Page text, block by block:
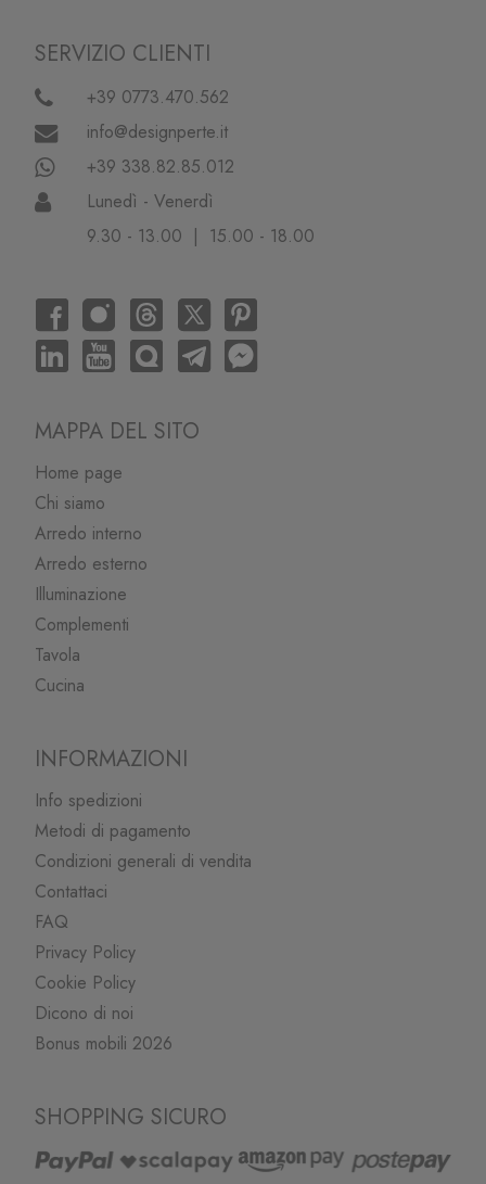
SERVIZIO CLIENTI
+39 0773.470.562
info@designperte.it
+39 338.82.85.012
Lunedì - Venerdì
9.30 - 13.00 | 15.00 - 18.00
MAPPA DEL SITO
Home page
Chi siamo
Arredo interno
Arredo esterno
Illuminazione
Complementi
Tavola
Cucina
INFORMAZIONI
Info spedizioni
Metodi di pagamento
Condizioni generali di vendita
Contattaci
FAQ
Privacy Policy
Cookie Policy
Dicono di noi
Bonus mobili 2026
SHOPPING SICURO